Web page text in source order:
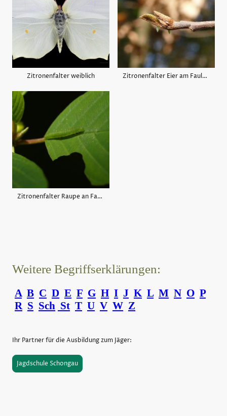
Zitronenfalter weiblich Zitronenfalter Eier am Faulbaum
Zitronenfalter Raupe an Faulbaum
Weitere Begriffserklärungen:
A B C D E F G H I J K L M N O P
R S Sch St T U V W Z
Ihr Partner für die Ausbildung zum Jäger:
Jagdschule Schongau